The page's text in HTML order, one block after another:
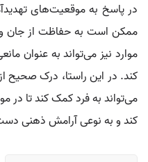
در پاسخ به موقعیت‌های
ممکن است به حفاظت از جان
موارد نیز می‌تواند به عنوان
کند. در این راستا، درک صحیح
می‌تواند به فرد کمک کند تا در
کند و به نوعی آرامش ذهنی